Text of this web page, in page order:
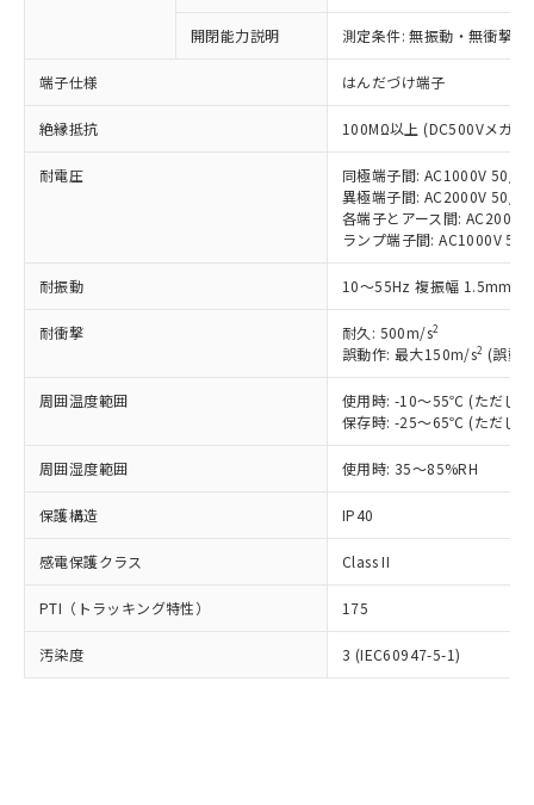
開閉能力説明 測定条件: 無振動・無衝撃
端子仕様 はんだづけ端子
絶縁抵抗 100MΩ以上 (DC500Vメガ)
耐電圧
同極端子間: AC1000V 50/
異極端子間: AC2000V 50/
各端子とアース間:
ランプ端子間: AC1000V
耐振動 10～55Hz 複振幅 1.5mm (
耐衝撃 耐久: 500m/s2
誤動作: 最大150m/s2 (誤動
周囲温度範囲
使用時: -10～55℃ (ただし
保存時: -25～65℃ (ただし
周囲湿度範囲 使用時: 35～85%RH
保護構造 IP40
感電保護クラス Class II
PTI（トラッキング特性） 175
汚染度 3 (IEC60947-5-1)
以下の条件をお読みいただき、同意のうえ
本サービスは、当社制御機器事業取扱
商品の当社在庫状況および標準価格
(税抜)を提供させていただくもので
当社制御機器事業取扱商品の中には、
本サービスの対象外となる商品もある
在庫状況および標準価格照会結果は、
記載している更新日時点での社内デー
覧された時点での実際の在庫および標
準価格とは異なる場合があることをご
了承ください。
正式な納期状況および標準価格はお客
様のお取引先、またはお客様担当のオ
ムロン制御機器販売店・当社販売員に
対応済み：EU RoHS指令（10物質）の
非含有に対応した製品が提供可能な商品で
対応予定：EU RoHS指令（10物質）の非含
有に対応した製品に切り替える予定のある
対応予定なし：EU RoHS指令（10物質）の
非含有に非対応の商品で、対応品を出す予
調査・確認中：EU RoHS指令（10物質）の
非含有の対応状況を調査中または確認中の
非該当品：ライセンス料など無形物で、有
害物質有無と関係のない商品です。
仕入先様の事情により、非含有部品として
いたものが、含有品と判明した場合などや
むを得ず変更することがあります。
*EU RoHS指令（10物質）：
鉛(Pb) 1000ppm以下、 水銀(Hg) 1000ppm以下、 カド
ミウム(Cd) 100ppm以下、
六価クロム(Cr(Ⅵ)) 1000ppm以下、ポリ臭化ビフェニル
類(PBB) 1000ppm以下、ポリ臭化ジフェニルエーテル類
(PBDE) 1000ppm以下、フタル酸ビス(2-エチルヘキシ
（DBP） 1000ppm以下、フタル酸ジイソブチル
(DIBP) 1000ppm以下
「○」：最大均質材料含有率が中国RoHSの
基準値以下であることを示します。
「×」：最大均質材料含有率が中国RoHSの
基準値を超えていることを示します。
「－」：未確認です。当社販売部門へお問
*中国RoHS10物質の基準値 (GB/T26572)：
Pb(鉛) :1000ppm、 Hg(水銀) : 1000ppm、 Cd(カドミウ
ム) : 100ppm、
ニル類) : 1000ppm、 PBDEs(ポリ臭化ジフェニルエーテ
DBP(フタル酸ジブチル) : 1000ppm、 DIBP(フタル酸ジ
イソブチル) : 1000ppm、 BBP(フタル酸ブチルベンジ
ル) : 1000ppm、
当社は、これら貴社製品のうち、外国
為替および外国貿易法に定める商品
（以下｢規制貨物等」という）を輸出
または国外への提供する場合は、日本
可)を取得するなどの必要な手続きを
とります。
当社は規制貨物を破棄する場合は、完
全に破砕するなど、違法に輸出されな
いよう必要な手段を講じます。
号
○ 一定数以上の在庫あり
一定数には満たないが在庫あり